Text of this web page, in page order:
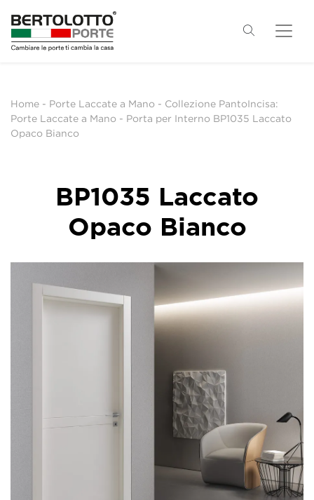
Home - Porte Laccate a Mano - Collezione PantoIncisa:
Porte Laccate a Mano - Porta per Interno BP1035 Laccato
Opaco Bianco
BP1035 Laccato
Opaco Bianco